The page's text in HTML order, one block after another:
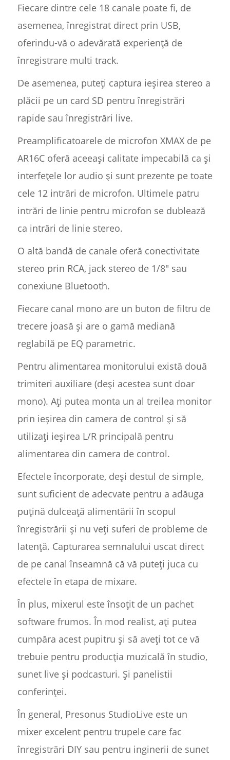
Fiecare dintre cele 18 canale poate fi, de
asemenea, înregistrat direct prin USB,
oferindu-vă o adevărată experiență de
înregistrare multi track.
De asemenea, puteți captura ieșirea stereo a
plăcii pe un card SD pentru înregistrări
rapide sau înregistrări live.
Preamplificatoarele de microfon XMAX de pe
AR16C oferă aceeași calitate impecabilă ca și
interfețele lor audio și sunt prezente pe toate
cele 12 intrări de microfon. Ultimele patru
intrări de linie pentru microfon se dublează
ca intrări de linie stereo.
O altă bandă de canale oferă conectivitate
stereo prin RCA, jack stereo de 1/8" sau
conexiune Bluetooth.
Fiecare canal mono are un buton de filtru de
trecere joasă și are o gamă mediană
reglabilă pe EQ parametric.
Pentru alimentarea monitorului există două
trimiteri auxiliare (deși acestea sunt doar
mono). Ați putea monta un al treilea monitor
prin ieșirea din camera de control și să
utilizați ieșirea L/R principală pentru
alimentarea din camera de control.
Efectele încorporate, deși destul de simple,
sunt suficient de adecvate pentru a adăuga
puțină dulceață alimentării în scopul
înregistrării și nu veți suferi de probleme de
latență. Capturarea semnalului uscat direct
de pe canal înseamnă că vă puteți juca cu
efectele în etapa de mixare.
În plus, mixerul este însoțit de un pachet
software frumos. În mod realist, ați putea
cumpăra acest pupitru și să aveți tot ce vă
trebuie pentru producția muzicală în studio,
sunet live și podcasturi. Și panelistii
conferinței.
În general, Presonus StudioLive este un
mixer excelent pentru trupele care fac
înregistrări DIY sau pentru inginerii de sunet